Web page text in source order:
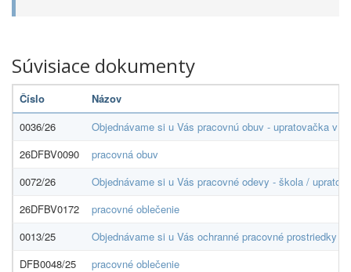
Súvisiace dokumenty
Číslo
Názov
0036/26
Objednávame si u Vás pracovnú obuv - upratovačka v
26DFBV0090
pracovná obuv
0072/26
Objednávame si u Vás pracovné odevy - škola /
26DFBV0172
pracovné oblečenie
0013/25
Objednávame si u Vás ochranné pracovné prostriedky
DFB0048/25
pracovné oblečenie